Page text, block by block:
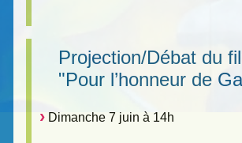
Projection/Débat du
"Pour l’honneur de
Dimanche 7 juin à 14h